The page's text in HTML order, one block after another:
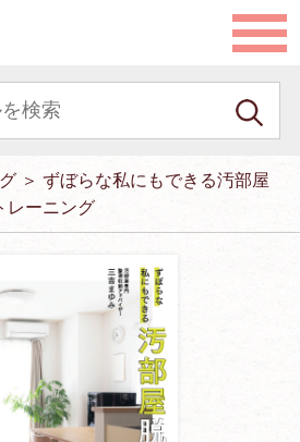
＞ ずぼらな私にもできる汚部屋
レーニング